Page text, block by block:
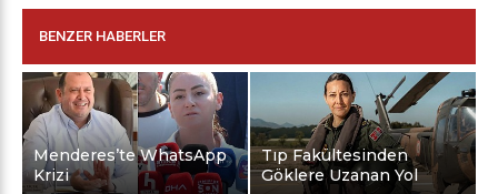
BENZER HABERLER
Menderes’te WhatsApp
Krizi
Tıp Fakültesinden
Göklere Uzanan Yol